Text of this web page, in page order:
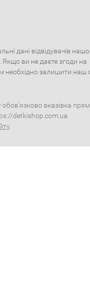
дані відвідувачів
. Якщо ви не даєте згоди на
необхідно залишити наш
обов'язково вказівка
detkishop.com.ua